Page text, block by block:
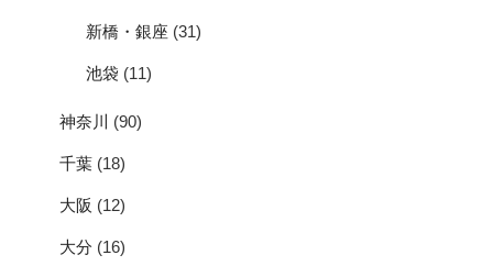
新橋・銀座 (31)
池袋 (11)
神奈川 (90)
千葉 (18)
大阪 (12)
大分 (16)